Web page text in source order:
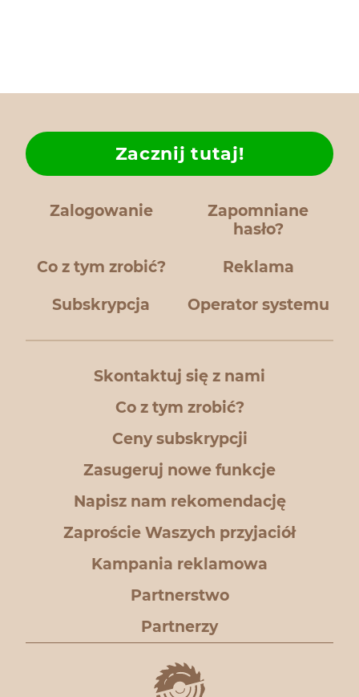
Zalogowanie
Zapomniane
hasło?
Co z tym zrobić?
Zacznij tutaj!
Reklama
Subskrypcja Operator systemu
Skontaktuj się z nami
Co z tym zrobić?
Ceny subskrypcji
Zasugeruj nowe funkcje
Napisz nam rekomendację
Zaproście Waszych przyjaciół
Kampania reklamowa
Partnerstwo
Partnerzy